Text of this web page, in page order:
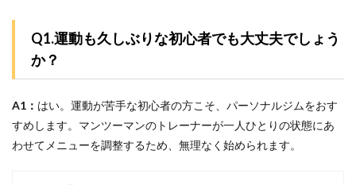
Q1.運動も久しぶりな初心者でも大丈夫でしょう
か？
A1： はい。運動が苦手な初心者の方こそ、パーソナルジムをおす
すめします。マンツーマンのトレーナーが一人ひとりの状態にあ
わせてメニューを調整するため、無理なく始められます。